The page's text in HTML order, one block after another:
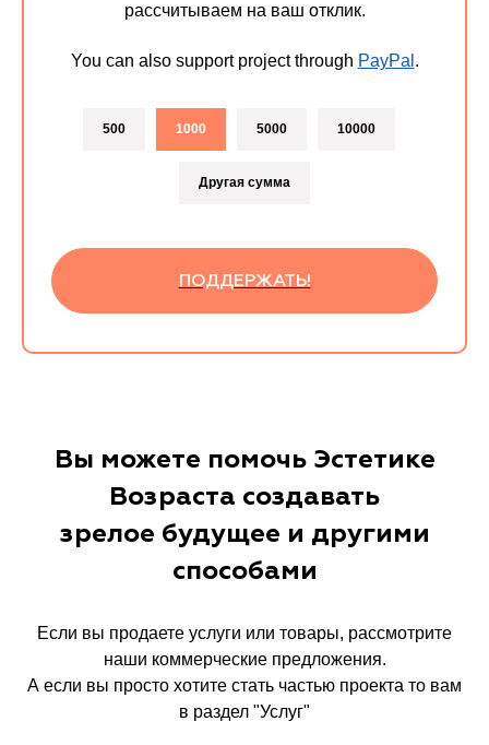
рассчитываем на ваш отклик.
You can also support project through PayPal .
500 1000 5000 10000
Другая сумма
ПОДДЕРЖАТЬ!
Вы можете помочь Эстетике
Возраста создавать
зрелое будущее и другими
способами
Если вы продаете услуги или товары, рассмотрите
наши коммерческие предложения.
А если вы просто хотите стать частью проекта то вам
в раздел "Услуг"